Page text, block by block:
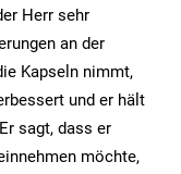
Herr sehr
an der
Kapseln nimmt,
und er hält
sagt, dass er
möchte,